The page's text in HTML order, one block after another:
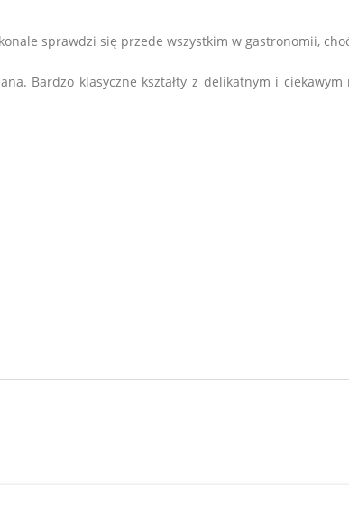
sprawdzi się przede wszystkim w gastronomii,
Bardzo klasyczne kształty z delikatnym i